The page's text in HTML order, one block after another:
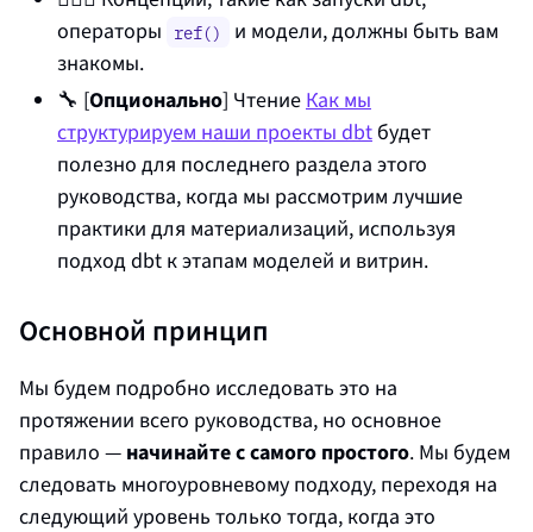
операторы ref()
и модели, должны быть вам
знакомы.
🔧 [Опционально] Чтение Как мы
структурируем наши проекты dbt будет
полезно для последнего раздела этого
руководства, когда мы рассмотрим лучшие
практики для материализаций, используя
подход dbt к этапам моделей и витрин.
Основной принцип
Мы будем подробно исследовать это на
протяжении всего руководства, но основное
правило — начинайте с самого простого. Мы будем
следовать многоуровневому подходу, переходя на
следующий уровень только тогда, когда это